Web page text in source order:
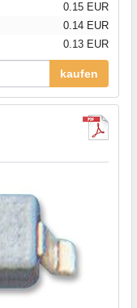
0.15 EUR
0.14 EUR
0.13 EUR
kaufen